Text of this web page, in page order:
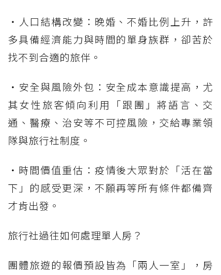
・人口結構改變：晚婚、不婚比例上升，許
多具備經濟能力與時間的單身族群，卻苦於
找不到合適的旅伴。
・安全與風險外包：安全成本意識提高，尤
其女性旅客傾向利用「跟團」將語言、交
通、醫療、治安等不可控風險，交給專業領
隊與旅行社制度。
・時間價值重估：疫情後大眾對於「活在當
下」的感受更深，不願再等所有條件都備齊
才肯出發。
旅行社過往如何處理單人房？
團體旅遊的報價預設皆為「兩人一室」，房